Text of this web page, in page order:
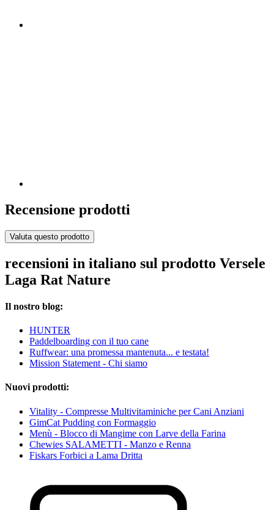
Recensione prodotti
Valuta questo prodotto
recensioni in italiano sul prodotto Versele
Laga Rat Nature
Il nostro blog:
HUNTER
Paddelboarding con il tuo cane
Ruffwear: una promessa mantenuta... e testata!
Mission Statement - Chi siamo
Nuovi prodotti:
Vitality - Compresse Multivitaminiche per Cani Anziani
GimCat Pudding con Formaggio
Menù - Blocco di Mangime con Larve della Farina
Chewies SALAMETTI - Manzo e Renna
Fiskars Forbici a Lama Dritta